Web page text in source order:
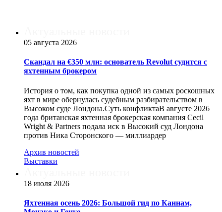
05 августа 2026
Скандал на €350 млн: основатель Revolut судится с
яхтенным брокером
История о том, как покупка одной из самых роскошных
яхт в мире обернулась судебным разбирательством в
Высоком суде Лондона.Суть конфликтаВ августе 2026
года британская яхтенная брокерская компания Cecil
Wright & Partners подала иск в Высокий суд Лондона
против Ника Сторонского — миллиардер
Архив новостей
Выставки
18 июля 2026
Яхтенная осень 2026: Большой гид по Каннам,